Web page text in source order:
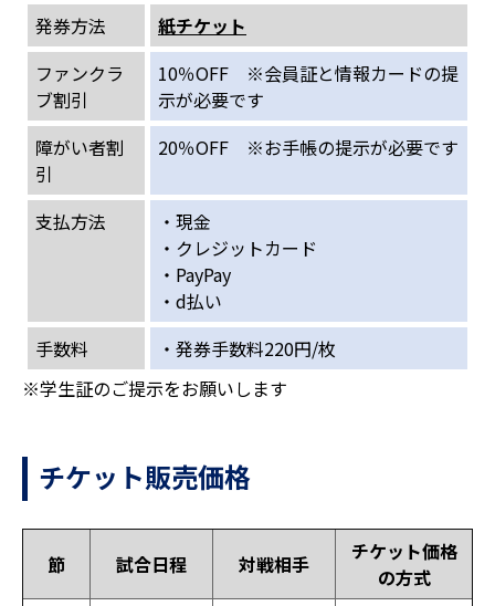
発券方法
紙チケット
ファンクラ
ブ割引
10％OFF ※会員証と情報カードの提
示が必要です
障がい者割
引
20％OFF ※お手帳の提示が必要です
支払方法
・現金
・クレジットカード
・PayPay
・d払い
手数料
・発券手数料220円/枚
※学生証のご提示をお願いします
チケット販売価格
節 試合日程 対戦相手
チケット価格
の方式